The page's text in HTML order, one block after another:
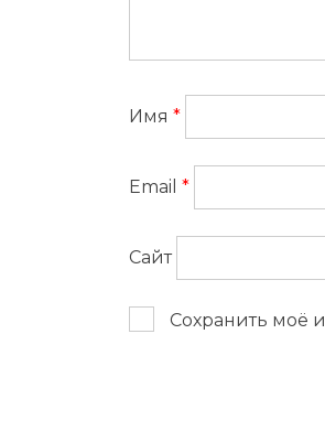
Имя *
Email *
Сайт
Сохранить моё